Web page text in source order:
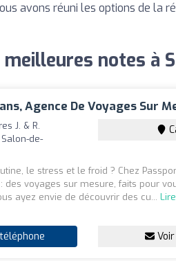
avons réuni les options de la
notes à
Agence De Voyages Sur
J. & R.
de-
le stress et le froid ? Chez
des voyages sur mesure, faits pour
ayez envie de découvrir des cu...
Voir